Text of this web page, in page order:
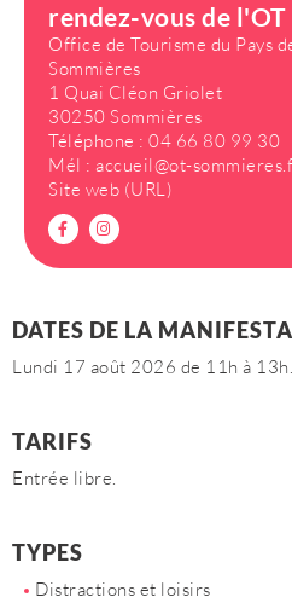
rendez-vous de l'OT
Office de Tourisme du Pays
Sommières
1 Quai Cléon Griolet
30250 Sommières
Téléphone : 04 66 80 99 30
Mél : accueil@ot-
Site web (URL)
DATES DE LA
Lundi 17 août 2026 de 11h à 13h.
TARIFS
Entrée libre.
TYPES
Distractions et loisirs